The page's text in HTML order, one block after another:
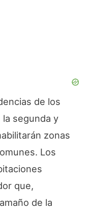
de los
segunda y
zonas
Los
que,
de la